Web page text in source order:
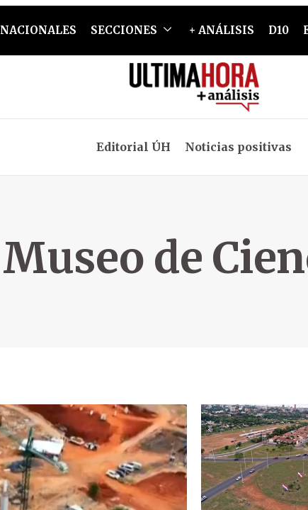
NACIONALES SECCIONES + ANÁLISIS D10
Editorial ÚH Noticias positivas
Museo de